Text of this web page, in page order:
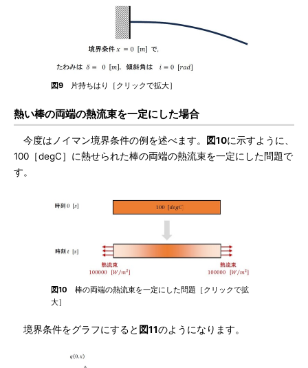
図9 片持ちはり［クリックで拡大］
熱い棒の両端の熱流束を一定にした場合
今度はノイマン境界条件の例を述べます。 図10に示すように、
100［degC］に熱せられた棒の両端の熱流束を一定にした問題で
す。
図10 棒の両端の熱流束を一定にした問題［クリックで拡
大］
境界条件をグラフにすると 図11のようになります。